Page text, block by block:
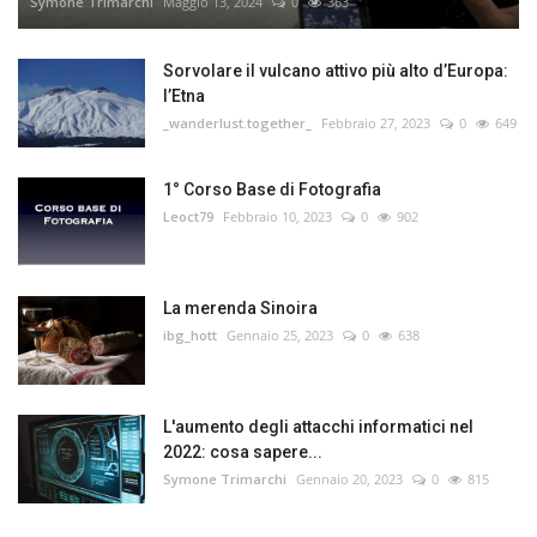
Sorvolare il vulcano attivo più alto d’Europa:
l’Etna
_wanderlust.together_ Febbraio 27, 2023 0 649
1° Corso Base di Fotografia
Leoct79 Febbraio 10, 2023 0 902
La merenda Sinoira
ibg_hott Gennaio 25, 2023 0 638
L'aumento degli attacchi informatici nel
2022: cosa sapere...
Symone Trimarchi Gennaio 20, 2023 0 815